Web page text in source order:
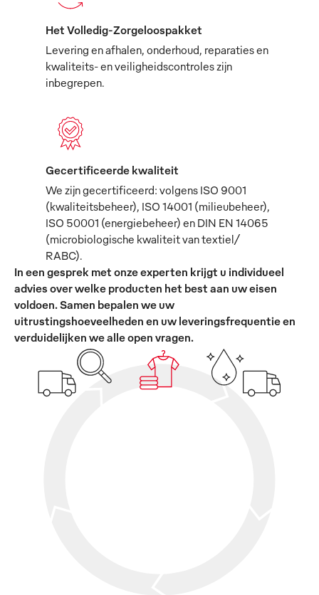
Het Volledig-Zorgeloospakket
Levering en afhalen, onderhoud, reparaties en
kwaliteits- en veiligheidscontroles zijn
inbegrepen.
Gecertificeerde kwaliteit
We zijn gecertificeerd: volgens ISO 9001
(kwaliteitsbeheer), ISO 14001 (milieubeheer),
ISO 50001 (energiebeheer) en DIN EN 14065
(microbiologische kwaliteit van textiel/
RABC).
In een gesprek met onze experten krijgt u individueel
advies over welke producten het best aan uw eisen
voldoen. Samen bepalen we uw
uitrustingshoeveelheden en uw leveringsfrequentie en
verduidelijken we alle open vragen.